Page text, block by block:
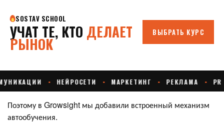
Поэтому в Growsight мы добавили встроенный механизм
автообучения.